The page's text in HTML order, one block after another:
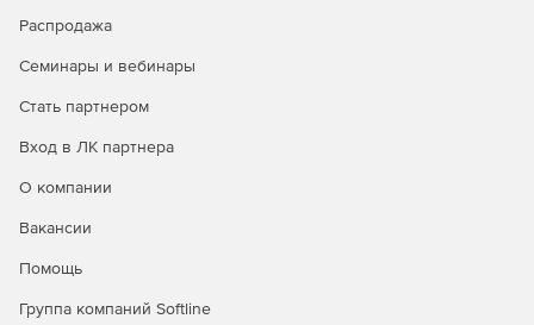
SQL Server 2016 до SQL Server Master Data Services
усовершенствованный интерфейс.
значительно ускорить промежуточную обработку
Службы SQL Server Analysis Services (SSAS)
SQL Server Analysis Services включает множество
Распродажа
Семинары и вебинары
Стать партнером
Вход в ЛК партнера
О компании
Вакансии
Помощь
Группа компаний Softline